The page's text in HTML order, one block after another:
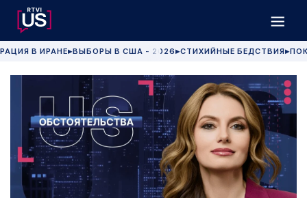
В ИРАНЕ▶ВЫБОРЫ В США - 2026 ▶СТИХИЙНЫЕ БЕДСТВИЯ▶